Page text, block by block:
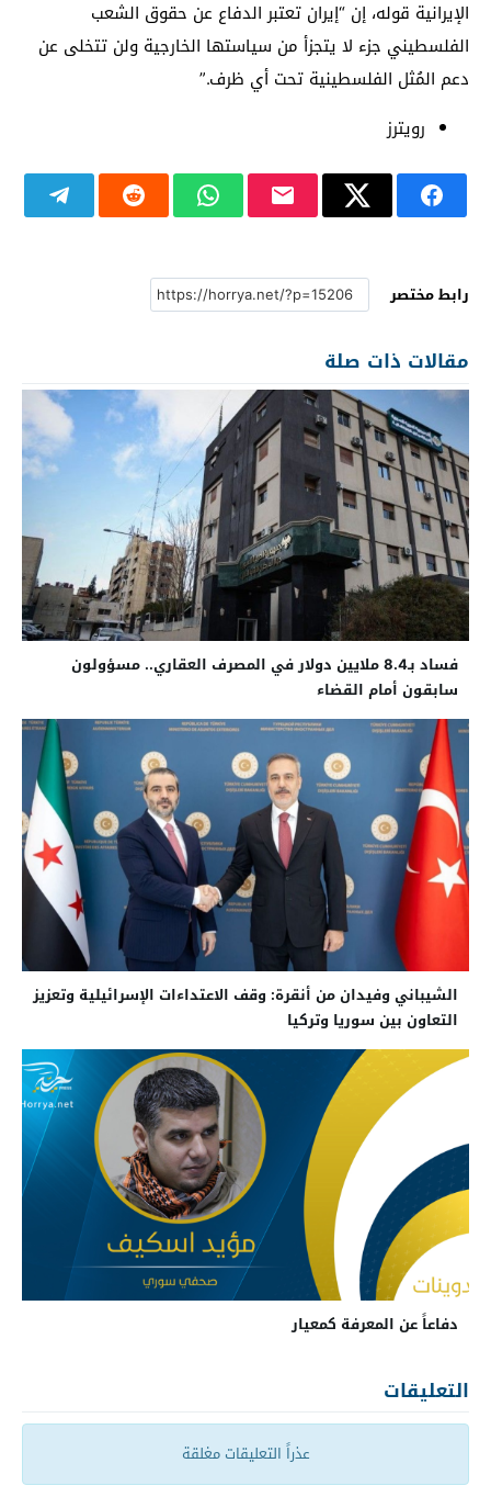
الإيرانية قوله، إن “إيران تعتبر الدفاع عن حقوق الشعب
الفلسطيني جزء لا يتجزأ من سياستها الخارجية ولن تتخلى عن
دعم المُثل الفلسطينية تحت أي ظرف.”
رويترز
رابط مختصر
مقالات ذات صلة
فساد بـ8.4 ملايين دولار في المصرف العقاري.. مسؤولون
سابقون أمام القضاء
الشيباني وفيدان من أنقرة: وقف الاعتداءات الإسرائيلية وتعزيز
التعاون بين سوريا وتركيا
دفاعاً عن المعرفة كمعيار
التعليقات
عذراً التعليقات مغلقة